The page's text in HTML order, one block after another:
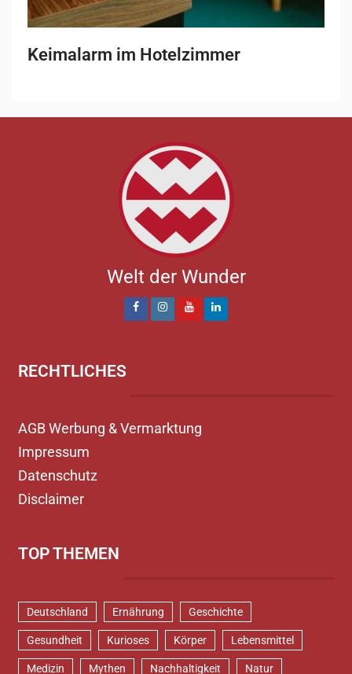
Keimalarm im Hotelzimmer
Welt der Wunder
RECHTLICHES
AGB Werbung & Vermarktung
Impressum
Datenschutz
Disclaimer
TOP THEMEN
Deutschland Ernährung Geschichte
Gesundheit Kurioses Körper Lebensmittel
Medizin Mythen Nachhaltigkeit Natur